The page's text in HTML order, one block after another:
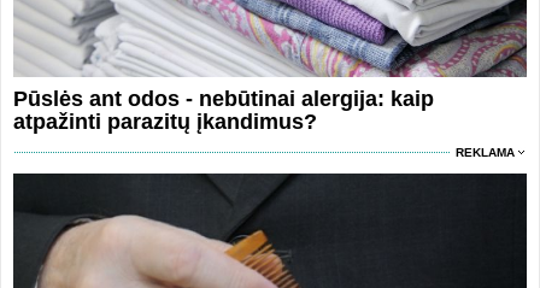
Pūslės ant odos - nebūtinai alergija: kaip
atpažinti parazitų įkandimus?
REKLAMA